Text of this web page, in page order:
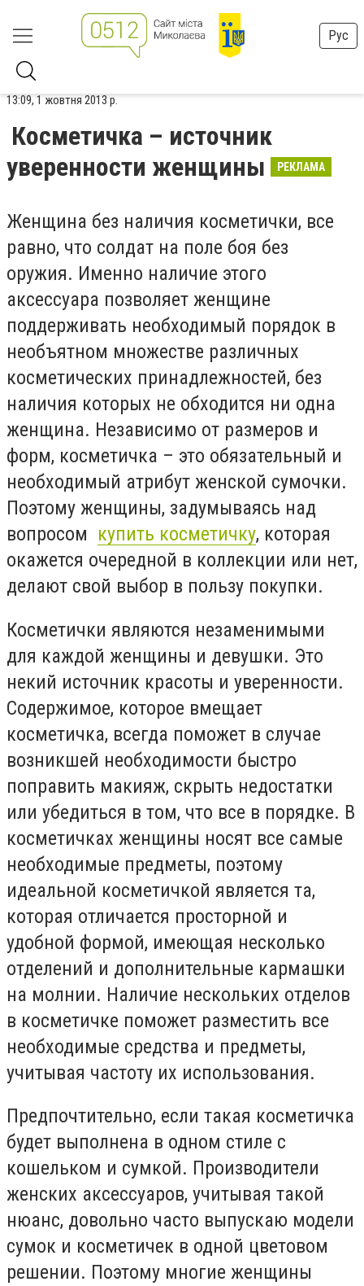
Рус
13:09, 1 жовтня 2013 р.
Косметичка – источник
уверенности женщины
РЕКЛАМА
Женщина без наличия косметички, все
равно, что солдат на поле боя без
оружия. Именно наличие этого
аксессуара позволяет женщине
поддерживать необходимый порядок в
необъятном множестве различных
косметических принадлежностей, без
наличия которых не обходится ни одна
женщина. Независимо от размеров и
форм, косметичка – это обязательный и
необходимый атрибут женской сумочки.
Поэтому женщины, задумываясь над
вопросом купить косметичку, которая
окажется очередной в коллекции или нет,
делают свой выбор в пользу покупки.
Косметички являются незаменимыми
для каждой женщины и девушки. Это
некий источник красоты и уверенности.
Содержимое, которое вмещает
косметичка, всегда поможет в случае
возникшей необходимости быстро
поправить макияж, скрыть недостатки
или убедиться в том, что все в порядке. В
косметичках женщины носят все самые
необходимые предметы, поэтому
идеальной косметичкой является та,
которая отличается просторной и
удобной формой, имеющая несколько
отделений и дополнительные кармашки
на молнии. Наличие нескольких отделов
в косметичке поможет разместить все
необходимые средства и предметы,
учитывая частоту их использования.
Предпочтительно, если такая косметичка
будет выполнена в одном стиле с
кошельком и сумкой. Производители
женских аксессуаров, учитывая такой
нюанс, довольно часто выпускаю модели
сумок и косметичек в одной цветовом
решении. Поэтому многие женщины